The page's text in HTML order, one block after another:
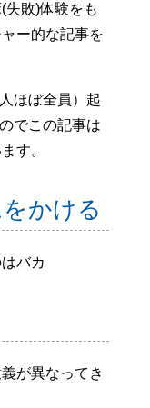
失敗)体験をも
ー的な記事を
ほぼ全員）起
でこの記事は
す。
かける
バカ
が異なってき